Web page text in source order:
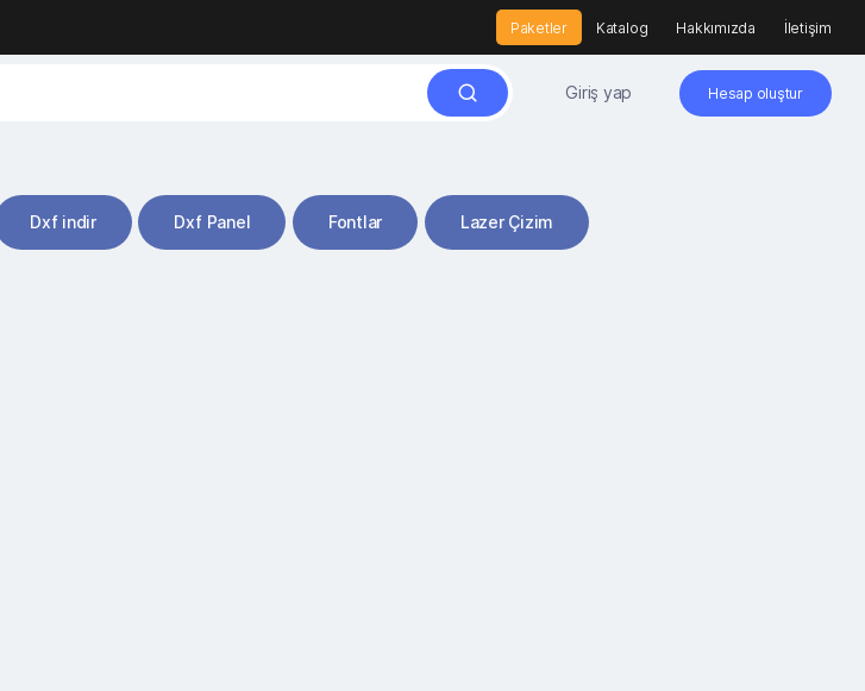
Paketler Katalog Hakkımızda İletişim
Giriş yap Hesap oluştur
Dxf indir Dxf Panel Fontlar Lazer Çizim